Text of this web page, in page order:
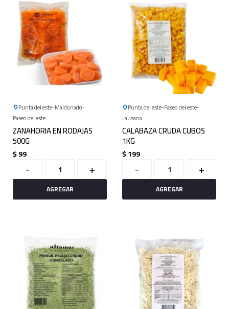
Punta del este Maldonado
Paseo del este
ZANAHORIA EN RODAJAS
500G
$99
- +
Punta del este Paseo del este
Lausana
CALABAZA CRUDA CUBOS
1KG
$199
- +